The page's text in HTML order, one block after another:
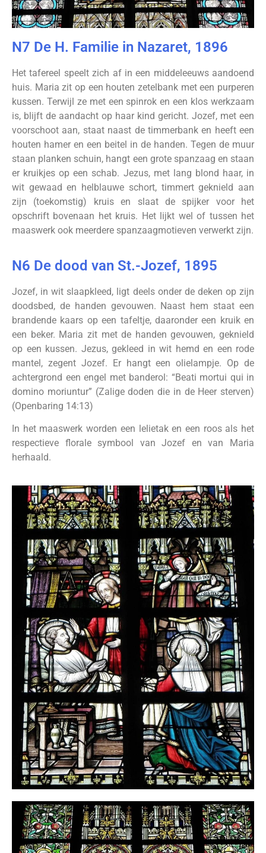
N7 De H. Familie in Nazaret, 1896
Het tafereel speelt zich af in een middeleeuws aandoend
huis. Maria zit op een houten zetelbank met een purperen
kussen. Terwijl ze met een spinrok en een klos werkzaam
is, blijft de aandacht op haar kind gericht. Jozef, met een
voorschoot aan, staat naast de timmerbank en heeft een
houten hamer en een beitel in de handen. Tegen de muur
staan planken schuin, hangt een grote spanzaag en staan
er kruikjes op een schab. Jezus, met lang blond haar, in
wit gewaad en helblauwe schort, timmert geknield aan
zijn (toekomstig) kruis en slaat de spijker voor het
opschrift bovenaan het kruis. Het lijkt wel of tussen het
maaswerk ook meerdere spanzaagmotieven verwerkt zijn.
N6 De dood van St.-Jozef, 1895
Jozef, in wit slaapkleed, ligt deels onder de deken op zijn
doodsbed, de handen gevouwen. Naast hem staat een
brandende kaars op een tafeltje, daaronder een kruik en
een beker. Maria zit met de handen gevouwen, geknield
op een kussen. Jezus, gekleed in wit hemd en een rode
mantel, zegent Jozef. Er hangt een olielampje. Op de
achtergrond een engel met banderol: “Beati mortui qui in
domino moriuntur” (Zalige doden die in de Heer sterven)
(Openbaring 14:13)
In het maaswerk worden een lelietak en een roos als het
respectieve florale symbool van Jozef en van Maria
herhaald.